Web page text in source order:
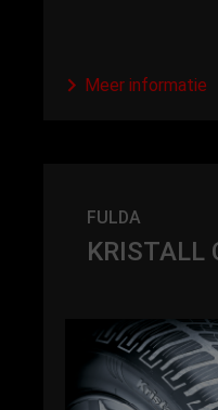
Meer informatie
FULDA
KRISTALL